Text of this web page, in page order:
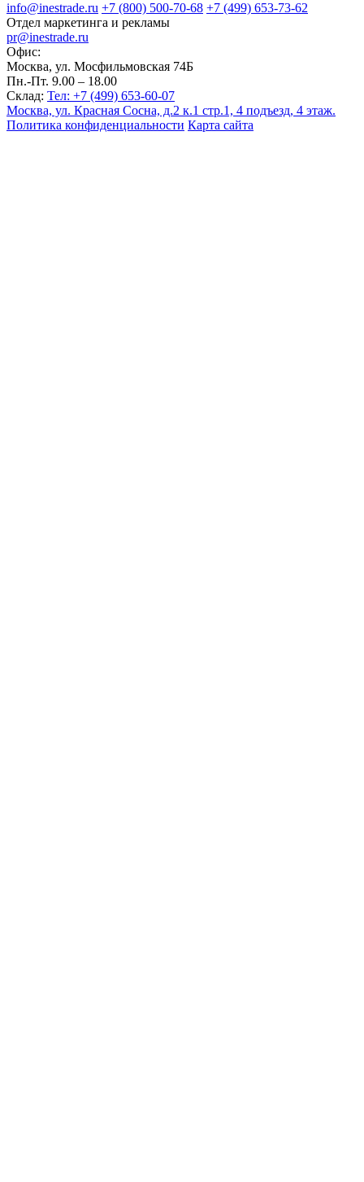
info@inestrade.ru +7 (800) 500-70-68 +7 (499) 653-73-62
Отдел маркетинга и рекламы
pr@inestrade.ru
Офис:
Москва, ул. Мосфильмовская 74Б
Пн.-Пт. 9.00 – 18.00
Склад: Тел: +7 (499) 653-60-07
Москва, ул. Красная Сосна, д.2 к.1 стр.1, 4 подъезд, 4 этаж.
Политика конфиденциальности Карта сайта